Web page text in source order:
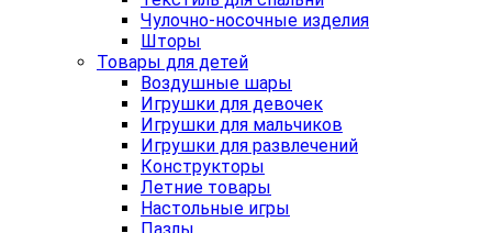
Чулочно-носочные изделия
Шторы
Товары для детей
Воздушные шары
Игрушки для девочек
Игрушки для мальчиков
Игрушки для развлечений
Конструкторы
Летние товары
Настольные игры